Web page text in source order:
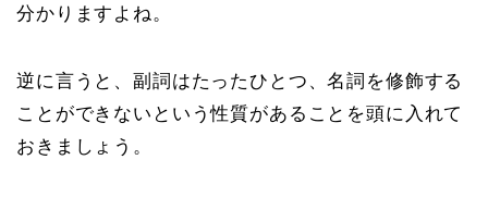
分かりますよね。
逆に言うと、副詞はたったひとつ、名詞を修飾する
ことができないという性質があることを頭に入れて
おきましょう。